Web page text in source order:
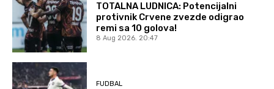
TOTALNA LUDNICA: Potencijalni
protivnik Crvene zvezde odigrao
remi sa 10 golova!
8 Aug 2026. 20:47
FUDBAL